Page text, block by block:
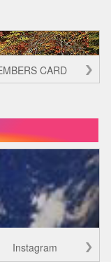
CARD
Instagram